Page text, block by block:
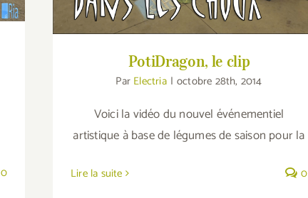
0
PotiDragon, le clip
Par Electria | octobre 28th, 2014
Voici la vidéo du nouvel événementiel
artistique à base de légumes de saison pour la
Lire la suite 0